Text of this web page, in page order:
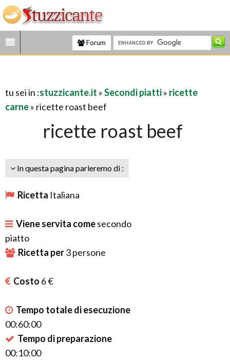
Forum
tu sei in :stuzzicante.it »Secondi piatti» ricette
carne» ricette roast beef
ricette roast beef
In questa pagina parleremo di :
Ricetta Italiana
Viene servita comesecondo
piatto
Ricetta per3persone
Costo 6 €
Tempo totale di esecuzione
00:60:00
Tempo di preparazione
00:10:00